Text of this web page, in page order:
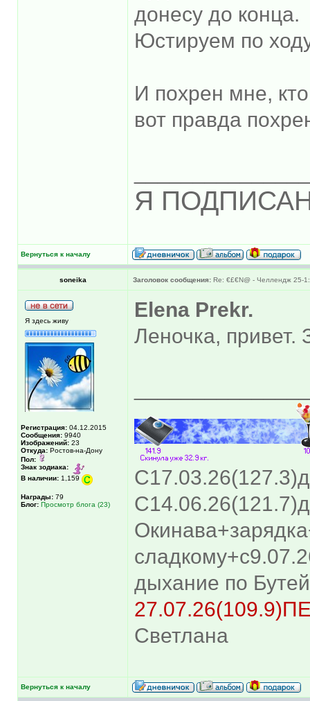
донесу до конца.
Юстируем по
И похрен мне,
вот правда
Я
Вернуться к началу
soneika Заголовок сообщения: Re: €£€N@ - Челлендж 25-
Я здесь живу
Регистрация: 04.12.2015
Сообщения: 9940
Изображений: 23
Откуда: Ростов-на-Дону
Пол:
Знак зодиака:
В наличии: 1,159
Награды: 79
Блог: Просмотр блога (23)
Elena Prekr.
Леночка, привет.
дыхание по
Светлана
Вернуться к началу